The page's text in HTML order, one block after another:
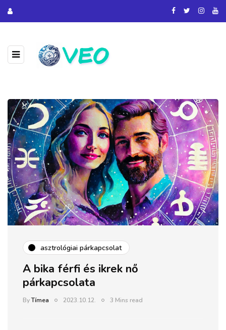
asztrológiai párkapcsolat
A bika férfi és ikrek nő
párkapcsolata
ByTímea 2023.10.12. 3 Mins read